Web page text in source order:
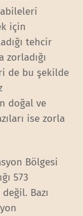
için
tehcir
zorladığı
de bu şekilde
doğal ve
ise zorla
Bölgesi
573
Bazı